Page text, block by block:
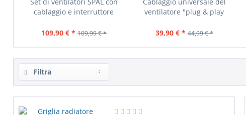
cablaggio e interruttore
109,90 € * 109,99 € *
ventilatore "plug & play
39,90 € * 44,99 € *
Filtra